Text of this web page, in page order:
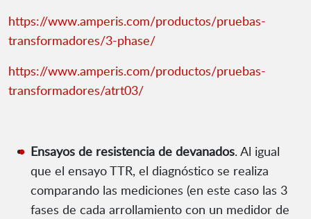
https://www.amperis.com/productos/pruebas-
transformadores/3-phase/
https://www.amperis.com/productos/pruebas-
transformadores/atrt03/
Ensayos de resistencia de devanados. Al igual
que el ensayo TTR, el diagnóstico se realiza
comparando las mediciones (en este caso las 3
fases de cada arrollamiento con un medidor de